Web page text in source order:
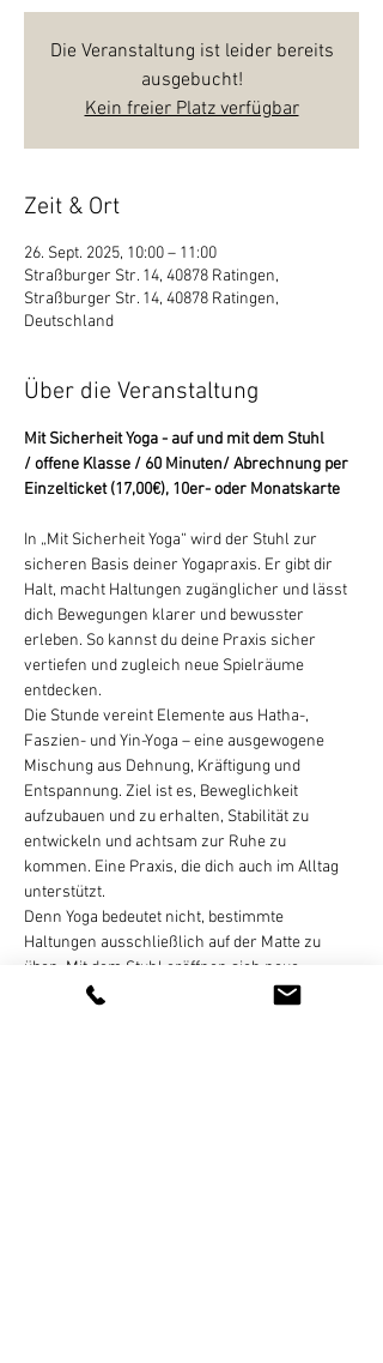
Die Veranstaltung ist leider bereits
ausgebucht!
Kein freier Platz verfügbar
Zeit & Ort
26. Sept. 2025, 10:00 – 11:00
Straßburger Str. 14, 40878 Ratingen,
Straßburger Str. 14, 40878 Ratingen,
Deutschland
Über die Veranstaltung
Mit Sicherheit Yoga - auf und mit dem Stuhl
/ offene Klasse / 60 Minuten/ Abrechnung per
Einzelticket (17,00€), 10er- oder Monatskarte
In „Mit Sicherheit Yoga“ wird der Stuhl zur
sicheren Basis deiner Yogapraxis. Er gibt dir
Halt, macht Haltungen zugänglicher und lässt
dich Bewegungen klarer und bewusster
erleben. So kannst du deine Praxis sicher
vertiefen und zugleich neue Spielräume
entdecken.
Die Stunde vereint Elemente aus Hatha-,
Faszien- und Yin-Yoga – eine ausgewogene
Mischung aus Dehnung, Kräftigung und
Entspannung. Ziel ist es, Beweglichkeit
aufzubauen und zu erhalten, Stabilität zu
entwickeln und achtsam zur Ruhe zu
kommen. Eine Praxis, die dich auch im Alltag
unterstützt.
Denn Yoga bedeutet nicht, bestimmte
Haltungen ausschließlich auf der Matte zu
üben. Mit dem Stuhl eröffnen sich neue
Möglichkeiten: Übungen werden zugänglicher,